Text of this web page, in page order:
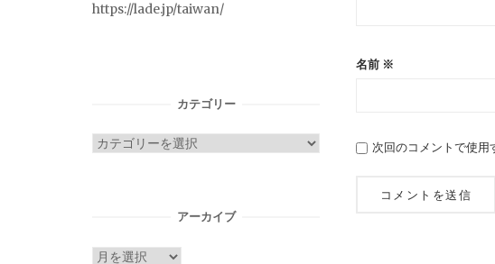
名前 ※
次回のコメントで使用
https://lade.jp/taiwan/
カテゴリー
カ
アーカイブ
ア